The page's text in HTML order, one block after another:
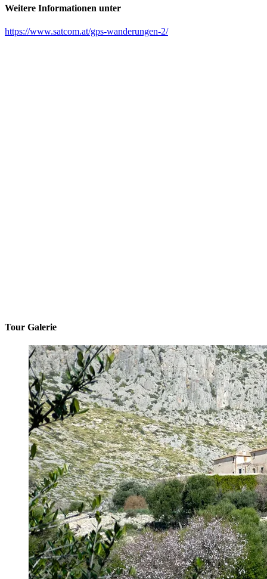
Weitere Informationen unter
https://www.satcom.at/gps-wanderungen-2/
Tour Galerie